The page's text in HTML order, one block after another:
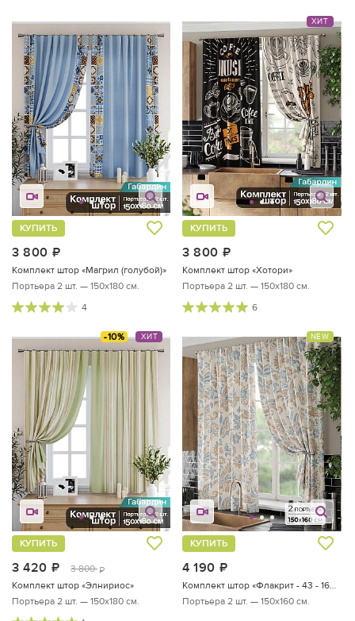
3 800
КУПИТЬ
Комплект штор «Магрил (голубой)»
Портьера 2 шт. — 150х180 см.
4
ХИТ
3 800
КУПИТЬ
Комплект штор «Хотори»
Портьера 2 шт. — 150х180 см.
6
-10% ХИТ
3 420 руб.
3 800 руб.
КУПИТЬ
Комплект штор «Элнириос»
Портьера 2 шт. — 150х180 см.
NEW
4 190
КУПИТЬ
Комплект штор «Флакрит - 43 - 160 см»
Портьера 2 шт. — 150х160 см.